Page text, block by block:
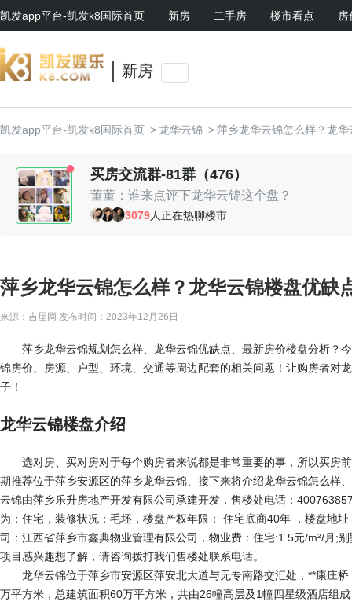
凯发app平台-凯发k8国际首页 新房 二手房 楼市看点 房
新房
凯发app平台-凯发k8国际首页 >龙华云锦 >萍乡龙华云锦怎么样？龙
买房交流群-81群（476）
董董：谁来点评下龙华云锦这个盘？
小石头：地段还行
3079人正在热聊楼市
萍乡龙华云锦怎么样？龙华云锦楼盘优缺
来源：吉屋网 发布时间：2023年12月26日
萍乡龙华云锦规划怎么样、龙华云锦优缺点、最新房价楼盘分析？
锦房价、房源、户型、环境、交通等周边配套的相关问题！让购房者对
子！
龙华云锦楼盘介绍
选对房、买对房对于每个购房者来说都是非常重要的事，所以买房
期推荐位于萍乡安源区的萍乡龙华云锦、接下来将介绍龙华云锦怎么样
云锦由萍乡乐升房地产开发有限公司承建开发，售楼处电话：
为：住宅，装修状况：毛坯，楼盘产权年限： 住宅底商40年 ，楼盘地
司：江西省萍乡市鑫典物业管理有限公司，物业费：住宅:1.5元/m²/月;
项目感兴趣想了解，请咨询拨打我们售楼处联系电话。
龙华云锦位于萍乡市安源区萍安北大道与无专南路交汇处，**康庄
万平方米，总建筑面积60万平方米，共由26幢高层及1幢四星级酒店组